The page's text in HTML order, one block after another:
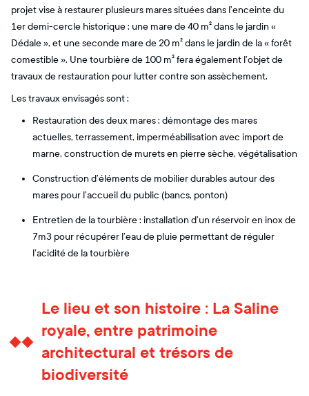
projet vise à restaurer plusieurs mares situées dans l’enceinte du
1er demi-cercle historique : une mare de 40 m² dans le jardin «
Dédale », et une seconde mare de 20 m² dans le jardin de la « forêt
comestible ». Une tourbière de 100 m² fera également l’objet de
travaux de restauration pour lutter contre son assèchement.
Les travaux envisagés sont :
Restauration des deux mares : démontage des mares
actuelles, terrassement, imperméabilisation avec import de
marne, construction de murets en pierre sèche, végétalisation
Construction d’éléments de mobilier durables autour des
mares pour l’accueil du public (bancs, ponton)
Entretien de la tourbière : installation d’un réservoir en inox de
7m3 pour récupérer l’eau de pluie permettant de réguler
l’acidité de la tourbière
Le lieu et son histoire : La Saline
royale, entre patrimoine
architectural et trésors de
biodiversité